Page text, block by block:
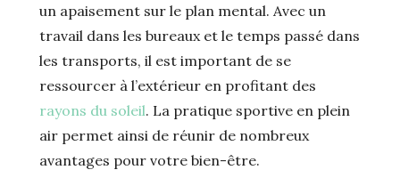
un apaisement sur le plan mental. Avec un
travail dans les bureaux et le temps passé dans
les transports, il est important de se
ressourcer à l’extérieur en profitant des
rayons du soleil. La pratique sportive en plein
air permet ainsi de réunir de nombreux
avantages pour votre bien-être.